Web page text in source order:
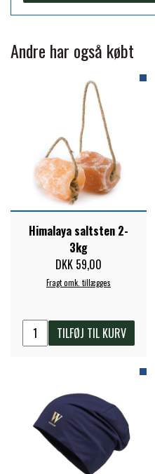
PREMIER
PREMIER
PREMIER
STUD
Andre har også købt
Himalaya saltsten 2-
3kg
DKK 59,00
Fragt omk. tillægges
TILFØJ TIL KURV